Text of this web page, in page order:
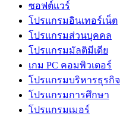
ซอฟต์แวร์
โปรแกรมอินเทอร์เน็ต
โปรแกรมส่วนบุคคล
โปรแกรมมัลติมีเดีย
เกม PC คอมพิวเตอร์
โปรแกรมบริหารธุรกิจ
โปรแกรมการศึกษา
โปรแกรมเมอร์